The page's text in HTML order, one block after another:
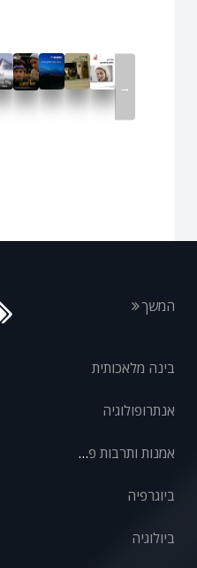
→
המשך
בינה מלאכותית
אנתרופולוגיה
אמנות ותרבות פופולרית
ביוגרפיה
ביולוגיה